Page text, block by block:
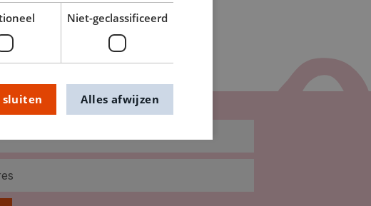
Niet-geclassificeerd
sluiten Alles afwijzen